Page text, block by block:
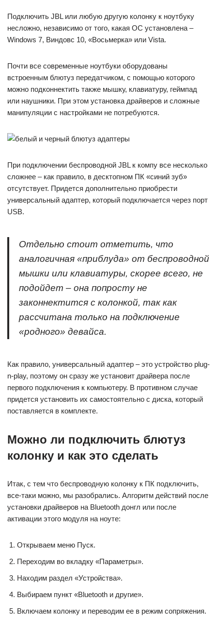
Подключить JBL или любую другую колонку к ноутбуку
несложно, независимо от того, какая ОС установлена –
Windows 7, Виндовс 10, «Восьмерка» или Vista.
Почти все современные ноутбуки оборудованы
встроенным блютуз передатчиком, с помощью которого
можно подконнектить также мышку, клавиатуру, геймпад
или наушники. При этом установка драйверов и сложные
манипуляции с настройками не потребуются.
При подключении беспроводной JBL к компу все несколько
сложнее – как правило, в десктопном ПК «синий зуб»
отсутствует. Придется дополнительно приобрести
универсальный адаптер, который подключается через порт
USB.
Отдельно стоит отметить, что
аналогичная «приблуда» от беспроводной
мышки или клавиатуры, скорее всего, не
подойдет – она попросту не
законнектится с колонкой, так как
рассчитана только на подключение
«родного» девайса.
Как правило, универсальный адаптер – это устройство plug‐
n‐play, поэтому он сразу же установит драйвера после
первого подключения к компьютеру. В противном случае
придется установить их самостоятельно с диска, который
поставляется в комплекте.
Можно ли подключить блютуз
колонку и как это сделать
Итак, с тем что беспроводную колонку к ПК подключить,
все‐таки можно, мы разобрались. Алгоритм действий после
установки драйверов на Bluetooth донгл или после
активации этого модуля на ноуте:
Открываем меню Пуск.
Переходим во вкладку «Параметры».
Находим раздел «Устройства».
Выбираем пункт «Bluetooth и другие».
Включаем колонку и переводим ее в режим сопряжения.